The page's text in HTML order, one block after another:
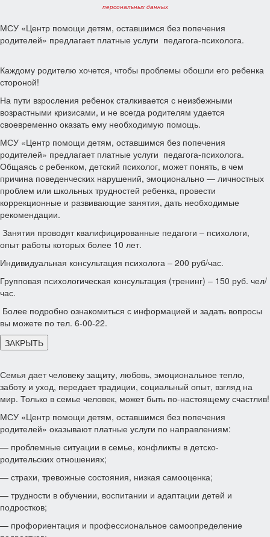
персональных данных
МСУ «Центр помощи детям, оставшимся без попечения
родителей» предлагает платные услуги педагога-психолога.
Каждому родителю хочется, чтобы проблемы обошли его ребенка
стороной!
На пути взросления ребенок сталкивается с неизбежными
возрастными кризисами, и не всегда родителям удается
своевременно оказать ему необходимую помощь.
МСУ «Центр помощи детям, оставшимся без попечения
родителей» предлагает платные услуги педагога-психолога.
Общаясь с ребенком, детский психолог, может понять, в чем
причина поведенческих нарушений, эмоционально — личностных
проблем или школьных трудностей ребенка, провести
коррекционные и развивающие занятия, дать необходимые
рекомендации.
Занятия проводят квалифицированные педагоги – психологи,
опыт работы которых более 10 лет.
Индивидуальная консультация психолога – 200 руб/час.
Групповая психологическая консультация (тренинг) – 150 руб. чел/
час.
Более подробно ознакомиться с информацией и задать вопросы
вы можете по тел. 6-00-22.
ЗАКРЫТЬ
Семья дает человеку защиту, любовь, эмоциональное тепло,
заботу и уход, передает традиции, социальный опыт, взгляд на
мир. Только в семье человек, может быть по-настоящему счастлив!
МСУ «Центр помощи детям, оставшимся без попечения
родителей» оказывают платные услуги по направлениям:
— проблемные ситуации в семье, конфликты в детско-
родительских отношениях;
— страхи, тревожные состояния, низкая самооценка;
— трудности в обучении, воспитании и адаптации детей и
подростков;
— профориентация и профессиональное самоопределение